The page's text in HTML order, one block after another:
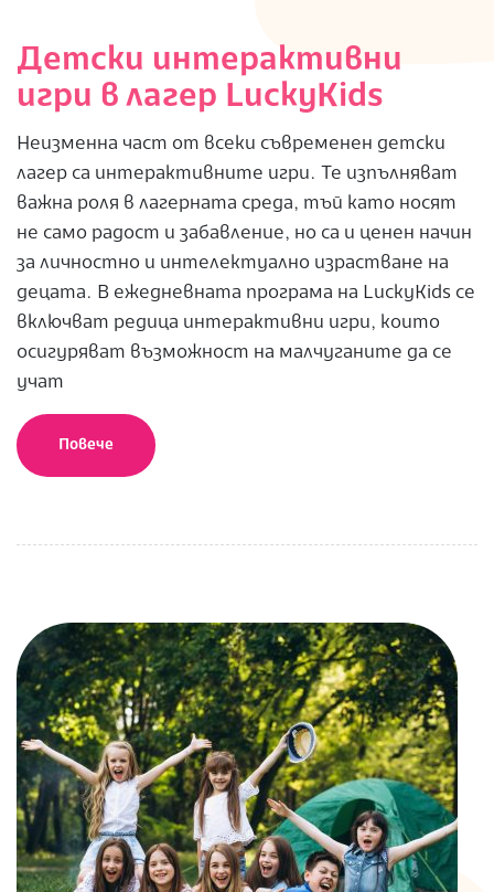
Детски интерактивни
игри в лагер LuckyKids
Неизменна част от всеки съвременен детски
лагер са интерактивните игри. Те изпълняват
важна роля в лагерната среда, тъй като носят
не само радост и забавление, но са и ценен начин
за личностно и интелектуално израстване на
децата. В ежедневната програма на LuckyKids се
включват редица интерактивни игри, които
осигуряват възможност на малчуганите да се
учат
Повече